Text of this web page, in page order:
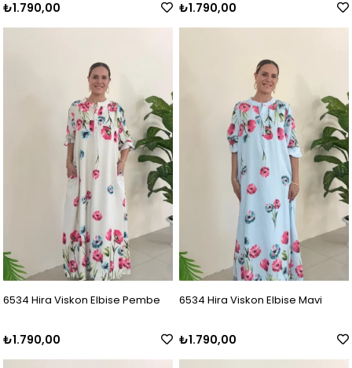
₺1.790,00 ₺1.790,00
6534 Hira Viskon Elbise Pembe
₺1.790,00
6534 Hira Viskon Elbise Mavi
₺1.790,00